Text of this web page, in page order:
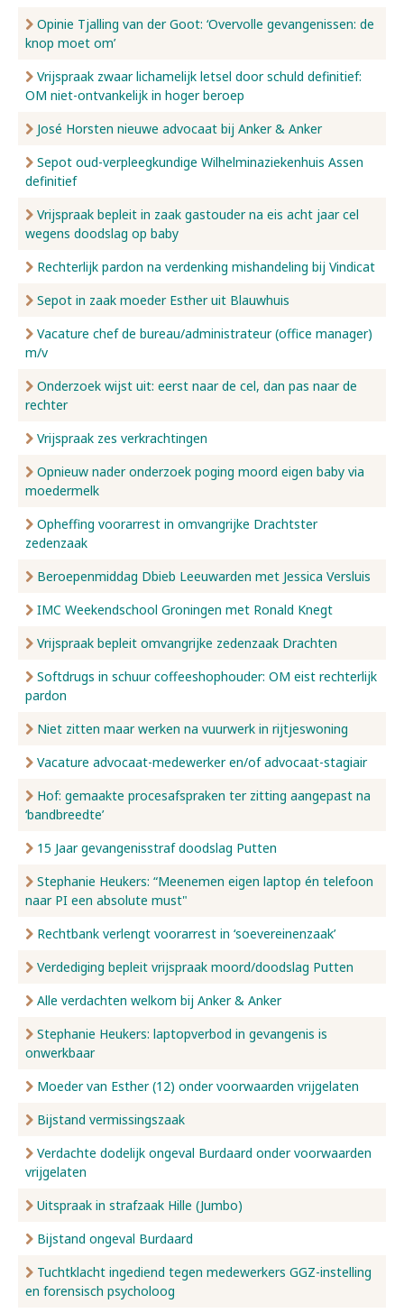
Opinie Tjalling van der Goot: ‘Overvolle gevangenissen: de
knop moet om’
Vrijspraak zwaar lichamelijk letsel door schuld definitief:
OM niet-ontvankelijk in hoger beroep
José Horsten nieuwe advocaat bij Anker & Anker
Sepot oud-verpleegkundige Wilhelminaziekenhuis Assen
definitief
Vrijspraak bepleit in zaak gastouder na eis acht jaar cel
wegens doodslag op baby
Rechterlijk pardon na verdenking mishandeling bij Vindicat
Sepot in zaak moeder Esther uit Blauwhuis
Vacature chef de bureau/administrateur (office manager)
m/v
Onderzoek wijst uit: eerst naar de cel, dan pas naar de
rechter
Vrijspraak zes verkrachtingen
Opnieuw nader onderzoek poging moord eigen baby via
moedermelk
Opheffing voorarrest in omvangrijke Drachtster
zedenzaak
Beroepenmiddag Dbieb Leeuwarden met Jessica Versluis
IMC Weekendschool Groningen met Ronald Knegt
Vrijspraak bepleit omvangrijke zedenzaak Drachten
Softdrugs in schuur coffeeshophouder: OM eist rechterlijk
pardon
Niet zitten maar werken na vuurwerk in rijtjeswoning
Vacature advocaat-medewerker en/of advocaat-stagiair
Hof: gemaakte procesafspraken ter zitting aangepast na
‘bandbreedte’
15 Jaar gevangenisstraf doodslag Putten
Stephanie Heukers: “Meenemen eigen laptop én telefoon
naar PI een absolute must"
Rechtbank verlengt voorarrest in ‘soevereinenzaak’
Verdediging bepleit vrijspraak moord/doodslag Putten
Alle verdachten welkom bij Anker & Anker
Stephanie Heukers: laptopverbod in gevangenis is
onwerkbaar
Moeder van Esther (12) onder voorwaarden vrijgelaten
Bijstand vermissingszaak
Verdachte dodelijk ongeval Burdaard onder voorwaarden
vrijgelaten
Uitspraak in strafzaak Hille (Jumbo)
Bijstand ongeval Burdaard
Tuchtklacht ingediend tegen medewerkers GGZ-instelling
en forensisch psycholoog